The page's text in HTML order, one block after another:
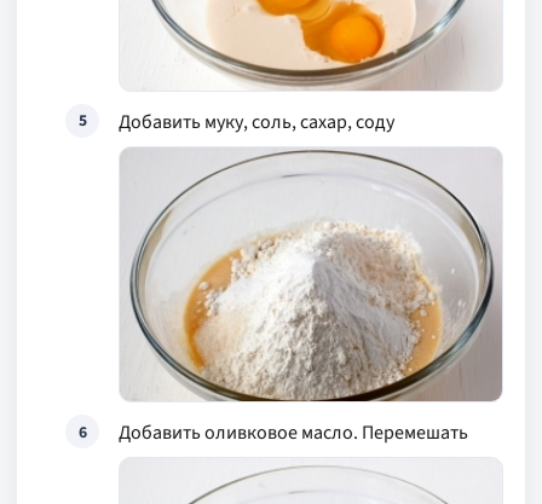
5 Добавить муку, соль, сахар, соду
6 Добавить оливковое масло. Перемешать